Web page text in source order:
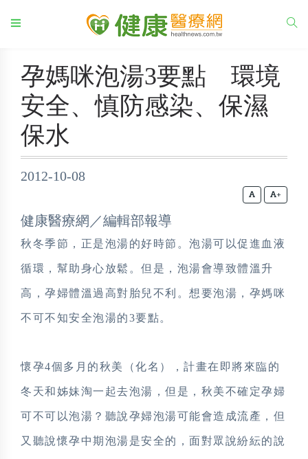
孕媽咪泡湯3要點 環境
安全、慎防感染、保濕
保水
2012-10-08
+
健康醫療網／編輯部報導
秋冬季節，正是泡湯的好時節。泡湯可以促進血液
循環，幫助身心放鬆。但是，泡湯會導致體溫升
高，孕婦體溫過高對胎兒不利。想要泡湯，孕媽咪
不可不知安全泡湯的3要點。
懷孕4個多月的秋美（化名），計畫在即將來臨的
冬天和姊妹淘一起去泡湯，但是，秋美不確定孕婦
可不可以泡湯？聽說孕婦泡湯可能會造成流產，但
又聽說懷孕中期泡湯是安全的，面對眾說紛紜的說